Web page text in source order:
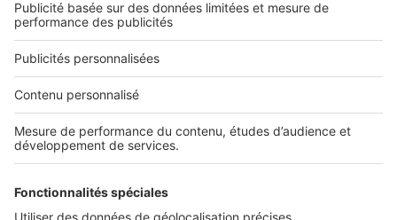
Image
Aménagement extérieur
La plunge pool : la mini-piscine qui
norme